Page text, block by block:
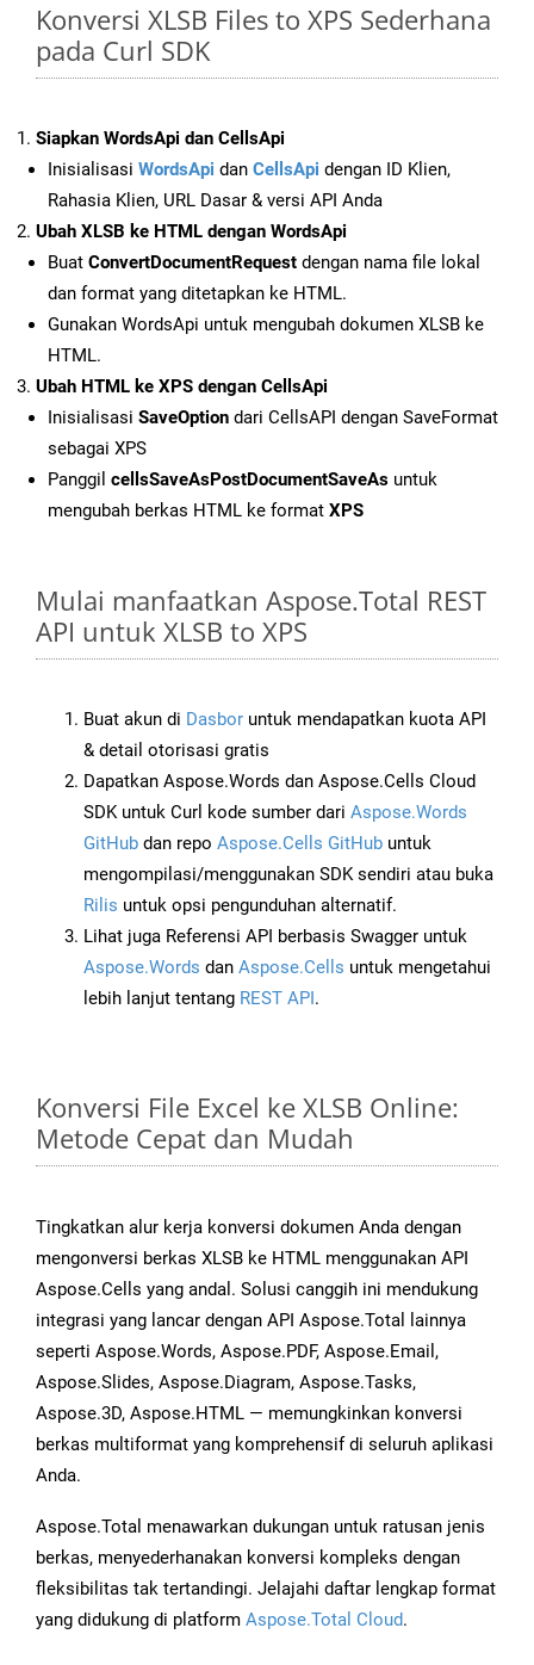
Konversi XLSB Files to XPS Sederhana
pada Curl SDK
Siapkan WordsApi dan CellsApi
Inisialisasi WordsApi dan CellsApi dengan ID Klien,
Rahasia Klien, URL Dasar & versi API Anda
Ubah XLSB ke HTML dengan WordsApi
Buat ConvertDocumentRequest dengan nama file lokal
dan format yang ditetapkan ke HTML.
Gunakan WordsApi untuk mengubah dokumen XLSB ke
HTML.
Ubah HTML ke XPS dengan CellsApi
Inisialisasi SaveOption dari CellsAPI dengan SaveFormat
sebagai XPS
Panggil cellsSaveAsPostDocumentSaveAs untuk
mengubah berkas HTML ke format XPS
Mulai manfaatkan Aspose.Total REST
API untuk XLSB to XPS
Buat akun di Dasbor untuk mendapatkan kuota API
& detail otorisasi gratis
Dapatkan Aspose.Words dan Aspose.Cells Cloud
SDK untuk Curl kode sumber dari Aspose.Words
GitHub dan repo Aspose.Cells GitHub untuk
mengompilasi/menggunakan SDK sendiri atau buka
Rilis untuk opsi pengunduhan alternatif.
Lihat juga Referensi API berbasis Swagger untuk
Aspose.Words dan Aspose.Cells untuk mengetahui
lebih lanjut tentang REST API.
Konversi File Excel ke XLSB Online:
Metode Cepat dan Mudah
Tingkatkan alur kerja konversi dokumen Anda dengan
mengonversi berkas XLSB ke HTML menggunakan API
Aspose.Cells yang andal. Solusi canggih ini mendukung
integrasi yang lancar dengan API Aspose.Total lainnya
seperti Aspose.Words, Aspose.PDF, Aspose.Email,
Aspose.Slides, Aspose.Diagram, Aspose.Tasks,
Aspose.3D, Aspose.HTML — memungkinkan konversi
berkas multiformat yang komprehensif di seluruh aplikasi
Anda.
Aspose.Total menawarkan dukungan untuk ratusan jenis
berkas, menyederhanakan konversi kompleks dengan
fleksibilitas tak tertandingi. Jelajahi daftar lengkap format
yang didukung di platform Aspose.Total Cloud.